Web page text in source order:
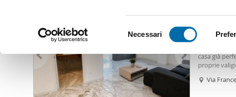
Identificare il tuo
(impronte digitali).
Approfondisci come vengono
dettagli. Puoi modificare o
Utilizziamo i cookie per
e
e
z
i
Necessari Bilocale
casa già
proprie
fascino e
Via